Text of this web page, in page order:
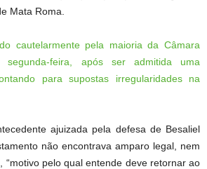
Mata Roma.
cautelarmente pela maioria da Câmara
segunda-feira, após ser admitida uma
para supostas irregularidades na
ajuizada pela defesa de Besaliel
não encontrava amparo legal, nem
“motivo pelo qual entende deve retornar ao